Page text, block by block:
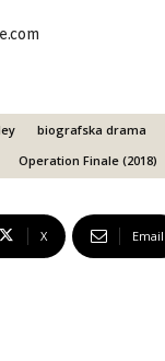
biografska drama
Operation Finale (2018)
X Email